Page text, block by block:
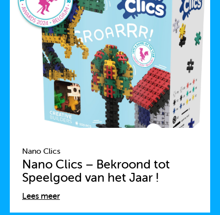
Nano Clics
Nano Clics – Bekroond tot
Speelgoed van het Jaar !
Lees meer